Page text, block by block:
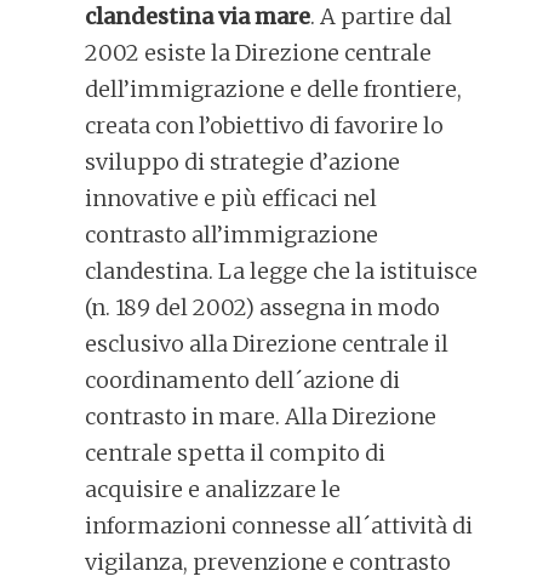
clandestina via mare. A partire dal
2002 esiste la Direzione centrale
dell’immigrazione e delle frontiere,
creata con l’obiettivo di favorire lo
sviluppo di strategie d’azione
innovative e più efficaci nel
contrasto all’immigrazione
clandestina. La legge che la istituisce
(n. 189 del 2002) assegna in modo
esclusivo alla Direzione centrale il
coordinamento dell´azione di
contrasto in mare. Alla Direzione
centrale spetta il compito di
acquisire e analizzare le
informazioni connesse all´attività di
vigilanza, prevenzione e contrasto